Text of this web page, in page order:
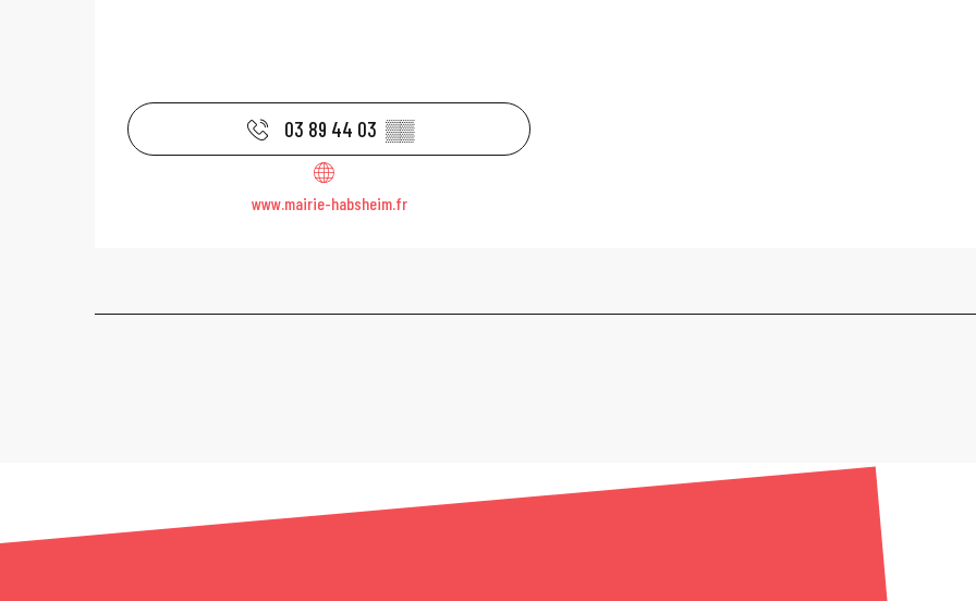
03 89 44 03 ▒▒
www.mairie-habsheim.fr